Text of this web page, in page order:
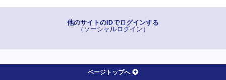
他のサイトのIDでログインする
（ソーシャルログイン）
ページトップへ